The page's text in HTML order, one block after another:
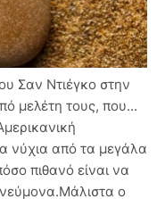
Σαν Ντιέγκο στην
μελέτη τους, που...
νύχια από τα μεγάλα
πιθανό είναι να
ο